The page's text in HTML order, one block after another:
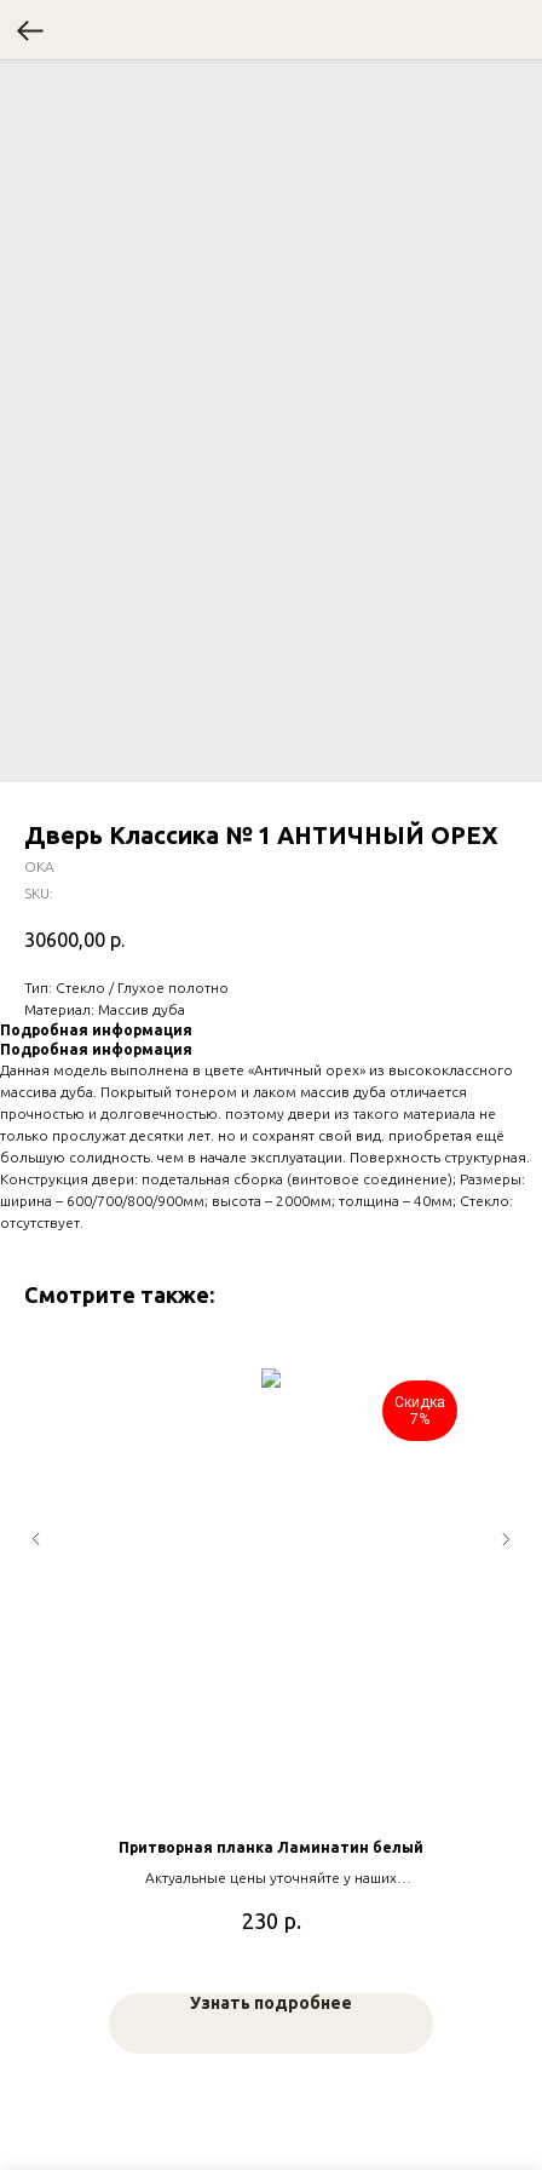
Дверь Классика № 1 АНТИЧНЫЙ ОРЕХ
ОКА
SKU:
30600,00 р.
Тип: Стекло / Глухое полотно
Материал: Массив дуба
Подробная информация
Подробная информация
Данная модель выполнена в цвете «Античный орех» из высококлассного
массива дуба. Покрытый тонером и лаком массив дуба отличается
прочностью и долговечностью. поэтому двери из такого материала не
только прослужат десятки лет. но и сохранят свой вид. приобретая ещё
большую солидность. чем в начале эксплуатации. Поверхность структурная.
Конструкция двери: подетальная сборка (винтовое соединение); Размеры:
ширина – 600/700/800/900мм; высота – 2000мм; толщина – 40мм; Стекло:
отсутствует.
Смотрите также:
Скидка
7%
Притворная планка Ламинатин белый
Актуальные цены уточняйте у наших
230 р.
Узнать подробнее